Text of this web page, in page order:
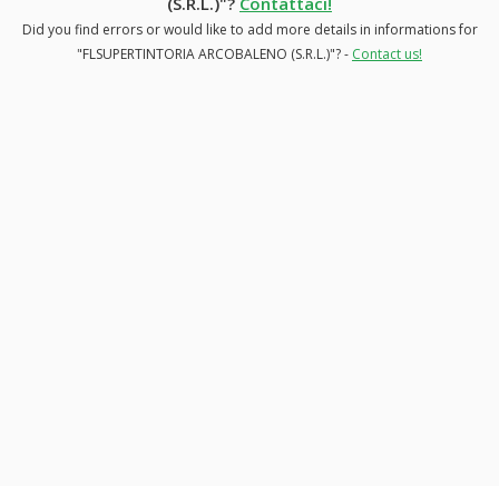
Did you find errors or would like to add more details in informations for
"FLSUPERTINTORIA ARCOBALENO (S.R.L.)"? - Contact us!